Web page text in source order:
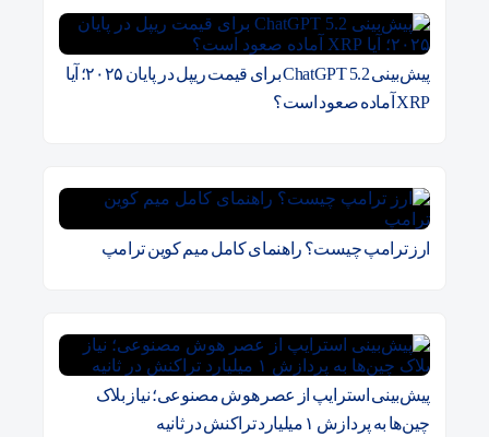
پیش‌بینی ChatGPT 5.2 برای قیمت ریپل در پایان ۲۰۲۵؛ آیا
XRP آماده صعود است؟
ارز ترامپ چیست؟ راهنمای کامل میم کوین ترامپ
پیش‌بینی استرایپ از عصر هوش مصنوعی؛ نیاز بلاک
چین‌ها به پردازش ۱ میلیارد تراکنش در ثانیه